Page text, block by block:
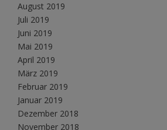
August 2019
Juli 2019
Juni 2019
Mai 2019
April 2019
März 2019
Februar 2019
Januar 2019
Dezember 2018
November 2018